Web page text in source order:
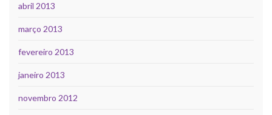
abril 2013
março 2013
fevereiro 2013
janeiro 2013
novembro 2012